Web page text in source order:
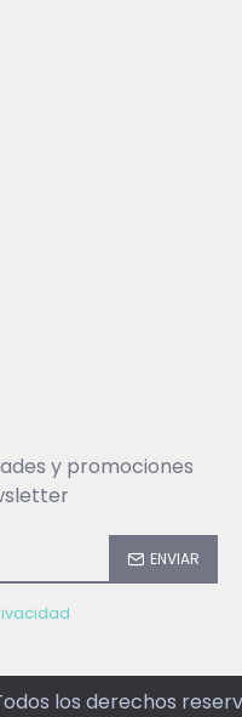
y promociones
ENVIAR
los derechos